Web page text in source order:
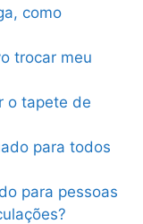
como
trocar meu
o tapete de
para todos
para pessoas